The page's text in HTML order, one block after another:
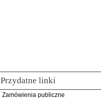
Przydatne linki
Zamówienia publiczne